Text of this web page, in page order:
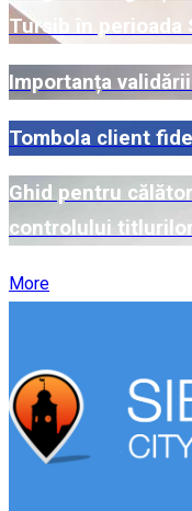
Tursib în perioada
Importanța
Tombola client
Ghid pentru
controlului
More